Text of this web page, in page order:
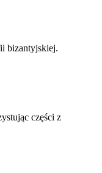
bizantyjskiej.
części z